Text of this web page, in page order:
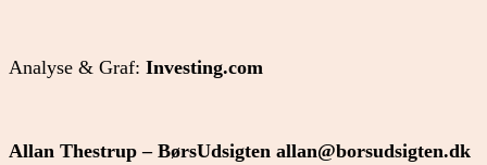
Analyse & Graf: Investing.com
Allan Thestrup – BørsUdsigten allan@borsudsigten.dk